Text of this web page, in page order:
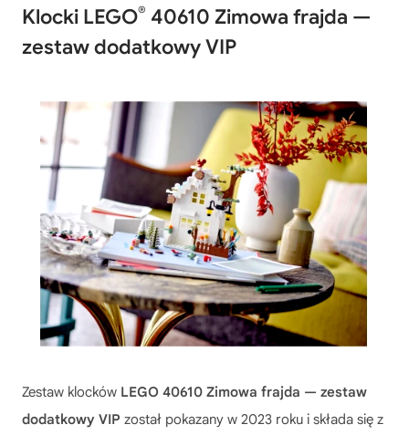
Klocki LEGO® 40610 Zimowa frajda —
zestaw dodatkowy VIP
Zestaw klocków LEGO 40610 Zimowa frajda — zestaw
dodatkowy VIP został pokazany w 2023 roku i składa się z